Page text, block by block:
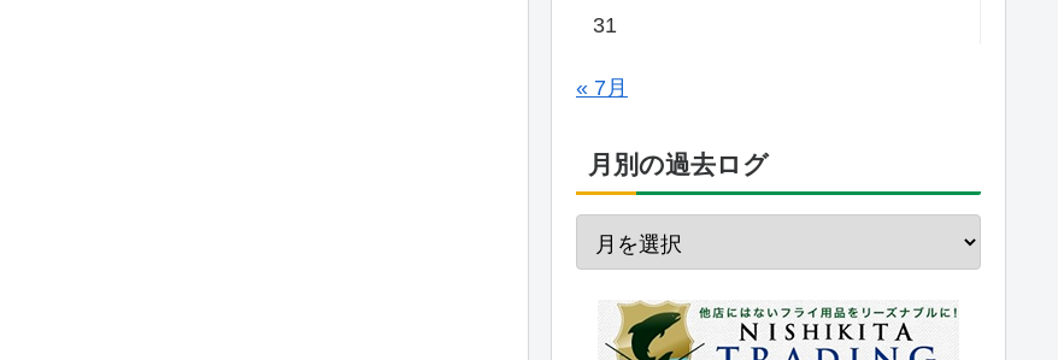
31
« 7月
月別の過去ログ